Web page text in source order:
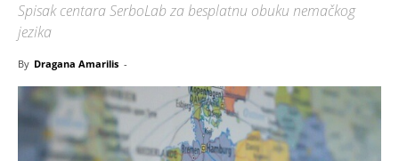
Spisak centara SerboLab za besplatnu obuku nemačkog
jezika
By Dragana Amarilis -